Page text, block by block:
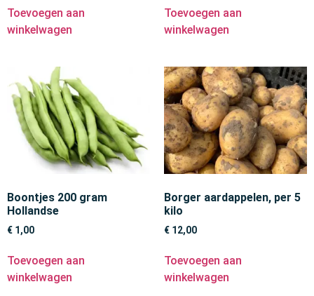
Toevoegen aan
winkelwagen
Toevoegen aan
winkelwagen
Boontjes 200 gram
Hollandse
€ 1,00
Toevoegen aan
winkelwagen
Borger aardappelen, per 5
kilo
€ 12,00
Toevoegen aan
winkelwagen